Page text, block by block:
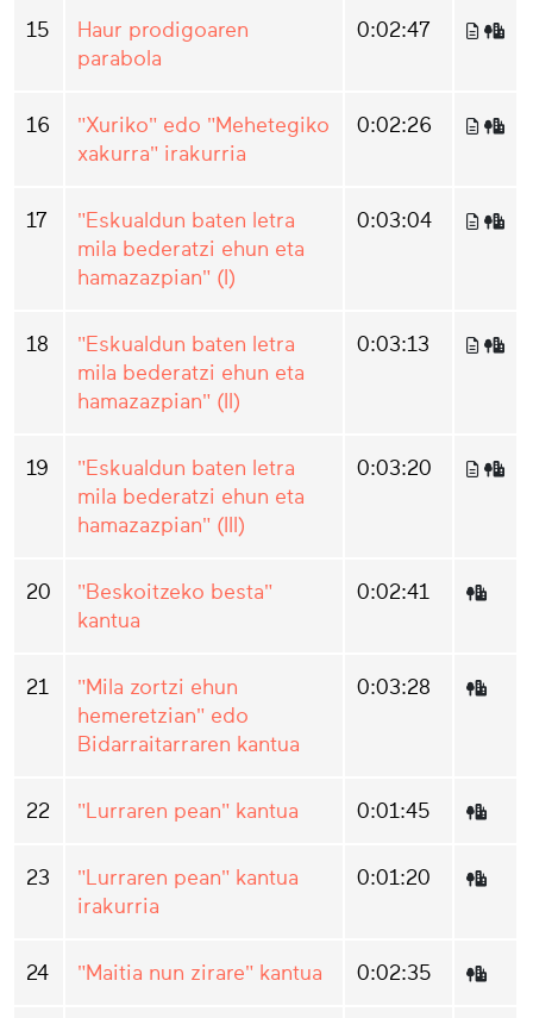
15
Haur prodigoaren
parabola
0:02:47
16
"Xuriko" edo "Mehetegiko
xakurra" irakurria
0:02:26
17
"Eskualdun baten letra
mila bederatzi ehun eta
hamazazpian" (I)
0:03:04
18
"Eskualdun baten letra
mila bederatzi ehun eta
hamazazpian" (II)
0:03:13
19
"Eskualdun baten letra
mila bederatzi ehun eta
hamazazpian" (III)
0:03:20
20
"Beskoitzeko besta"
kantua
0:02:41
21
"Mila zortzi ehun
hemeretzian" edo
Bidarraitarraren kantua
0:03:28
22 "Lurraren pean" kantua 0:01:45
23
"Lurraren pean" kantua
irakurria
0:01:20
24 "Maitia nun zirare" kantua 0:02:35